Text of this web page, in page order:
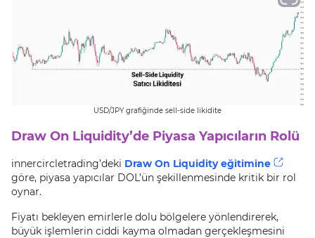
USD/JPY grafiğinde sell-side likidite
Draw On Liquidity’de Piyasa Yapıcıların Rolü
innercircletrading’deki Draw On Liquidity eğitimine
göre, piyasa yapıcılar DOL’ün şekillenmesinde kritik bir rol
oynar.
Fiyatı bekleyen emirlerle dolu bölgelere yönlendirerek,
büyük işlemlerin ciddi kayma olmadan gerçekleşmesini